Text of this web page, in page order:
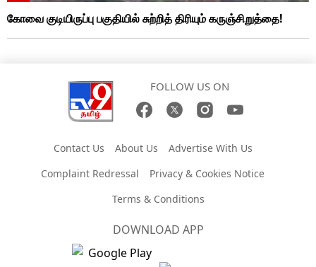
கோவை குடியிருப்பு பகுதியில் சுற்றித் திரியும் கருஞ்சிறுத்தை!
FOLLOW US ON
Contact Us About Us
Advertise With Us
Complaint Redressal
Privacy & Cookies Notice
Terms & Conditions
DOWNLOAD APP